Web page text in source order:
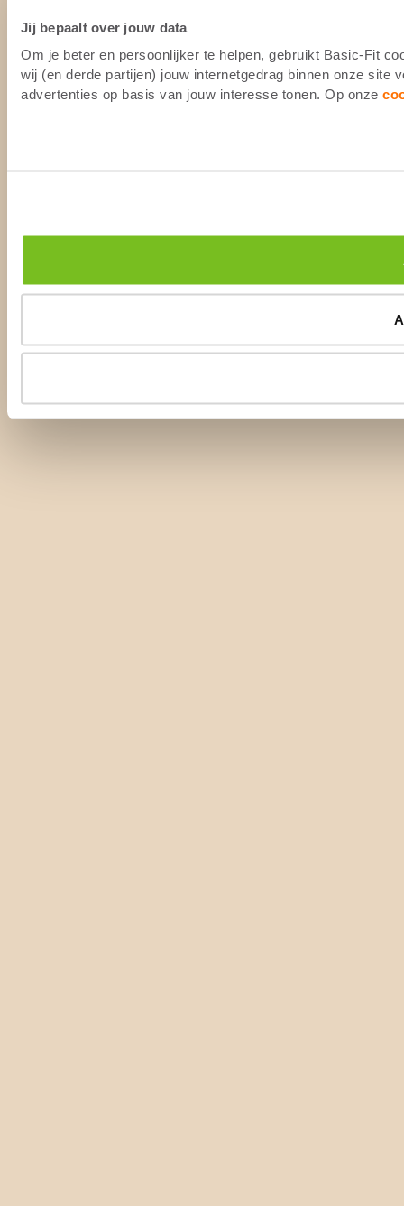
Jij bepaalt over jouw data
Om je beter en persoonlijker te helpen, gebruikt Basic-Fit
wij (en derde partijen) jouw internetgedrag binnen onze site
advertenties op basis van jouw interesse tonen. Op onze